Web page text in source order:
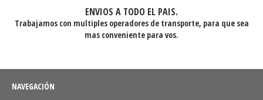
ENVIOS A TODO EL PAIS.
Trabajamos con multiples operadores de transporte, para que sea
mas conveniente para vos.
NAVEGACIÓN